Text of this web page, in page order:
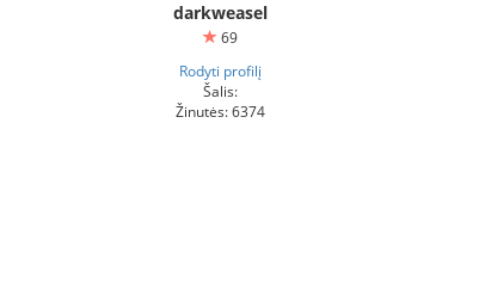
darkweasel
69
Rodyti profilį
Šalis:
Žinutės: 6374